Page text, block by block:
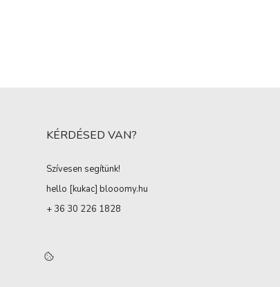
KÉRDÉSED VAN?
Szívesen segítünk!
hello [kukac] blooomy.hu
+ 36 30 226 1828